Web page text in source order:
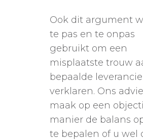
Ook dit argument
te pas en te onpas
gebruikt om een
misplaatste trouw
bepaalde
verklaren. Ons
maak op een
manier de balans
te bepalen of u wel